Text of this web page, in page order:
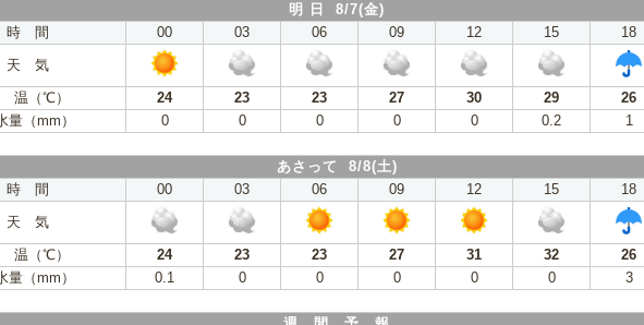
明 日 8/7(金)
時 間
00 03 06 09 12 15 18
天 気
温（℃）
24 23 23 27 30 29 26
量（mm）
0 0 0 0 0 0.2 1
あさって 8/8(土)
時 間
00 03 06 09 12 15 18
天 気
温（℃）
24 23 23 27 31 32 26
量（mm）
0.1 0 0 0 0 0 3